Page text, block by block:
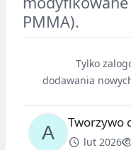
PMMA).
Tylko
dodawania
Tworzywo
lut 2026